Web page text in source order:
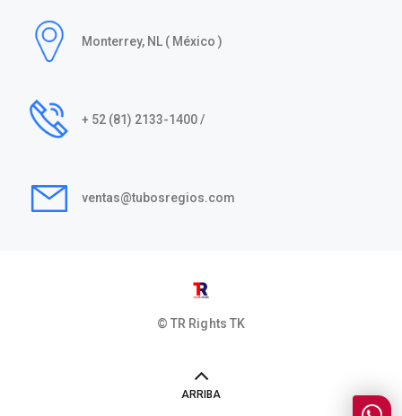
Monterrey, NL ( México )
+ 52 (81) 2133-1400 /
ventas@tubosregios.com
© TR RightsTK
ARRIBA